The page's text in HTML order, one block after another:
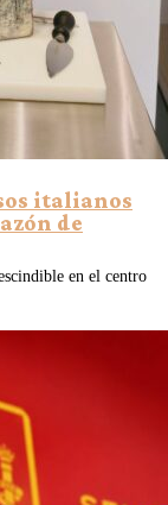
italianos
de
en el centro